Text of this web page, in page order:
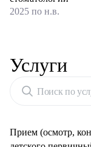
2025 по н.в.
Услуги
Поиск по
Прием (осмотр,